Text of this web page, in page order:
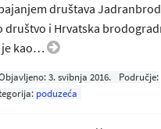
društava
društvo i Hrvatska
je kao…
3. svibnja 2016.
Područje:
poduzeća